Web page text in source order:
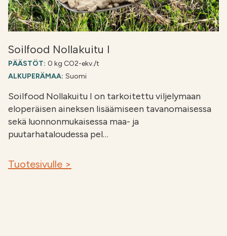
Soilfood Nollakuitu I
PÄÄSTÖT: 0 kg CO2-ekv./t
ALKUPERÄMAA: Suomi
Soilfood Nollakuitu I on tarkoitettu viljelymaan
eloperäisen aineksen lisäämiseen tavanomaisessa
sekä luonnonmukaisessa maa- ja
puutarhataloudessa pel…
Tuotesivulle >